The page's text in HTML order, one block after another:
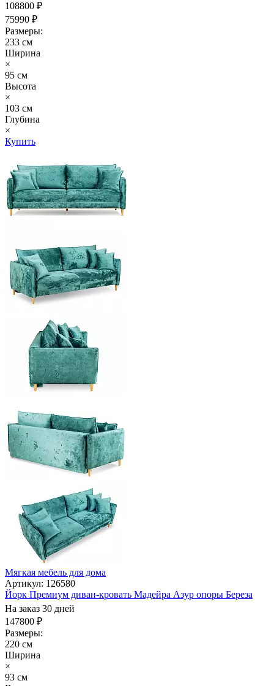
108800 ₽
75990 ₽
Размеры:
233 см
Ширина
×
95 см
Высота
×
103 см
Глубина
×
Купить
Мягкая мебель для дома
Артикул: 126580
Йорк Премиум диван-кровать Мадейра Азур опоры Береза
На заказ 30 дней
147800 ₽
Размеры:
220 см
Ширина
×
93 см